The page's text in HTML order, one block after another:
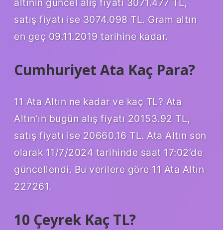
altının güncel alış fiyatı 3071.477 TL,
satış fiyatı ise 3074.098 TL. Gram altın
en geç 09.11.2019 tarihine kadar.
Cumhuriyet Ata Kaç Para?
11 Ata Altın ne kadar ve kaç TL? Ata
Altın’ın bugün alış fiyatı 20153.92 TL,
satış fiyatı ise 20660.16 TL. Ata Altın son
olarak 11/7/2024 tarihinde saat 17:02’de
güncellendi. Bu verilere göre 11 Ata Altın
227261.
10 Çeyrek Kaç TL?